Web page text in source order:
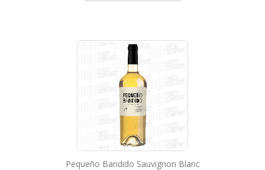
Pequeño Bandido Sauvignon Blanc